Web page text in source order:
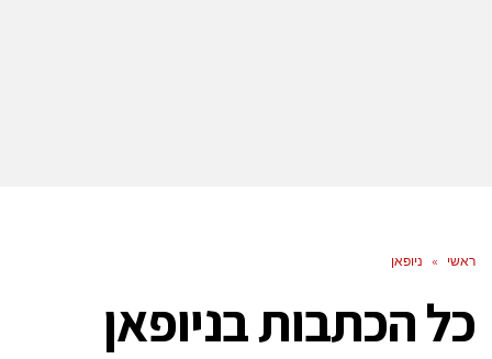
ראשי » ניופאן
כל הכתבות בניופאן